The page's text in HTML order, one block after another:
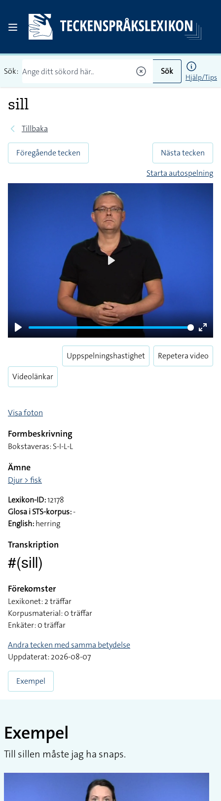
Sök: Sök
Hjälp/Tips
sill
Tillbaka
Föregående tecken
Nästa tecken
Starta autospelning
Play
Enter
Videolänkar
Uppspelningshastighet Repetera video
Visa foton
Formbeskrivning
Bokstaveras: S-I-L-L
Ämne
Djur > fisk
Lexikon-ID:12178
Glosa i STS-korpus:-
English:herring
Transkription
#(sill)
Förekomster
Lexikonet: 2 träffar
Korpusmaterial: 0 träffar
Enkäter: 0 träffar
Andra tecken med samma betydelse
Uppdaterat: 2026-08-07
Exempel
Exempel
Till sillen måste jag ha snaps.